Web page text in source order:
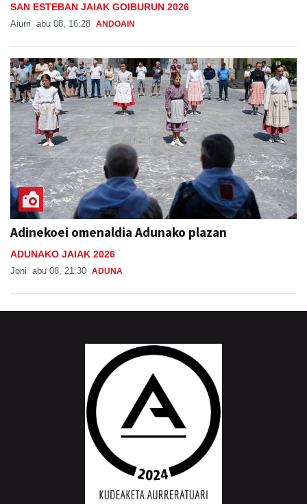
SAN ESTEBAN JAIAK GOIBURUN 2026
Aiurri abu 08, 16:28 ANDOAIN
Adinekoei omenaldia Adunako plazan
ADUNAKO JAIAK 2026
Joni abu 08, 21:30 ADUNA